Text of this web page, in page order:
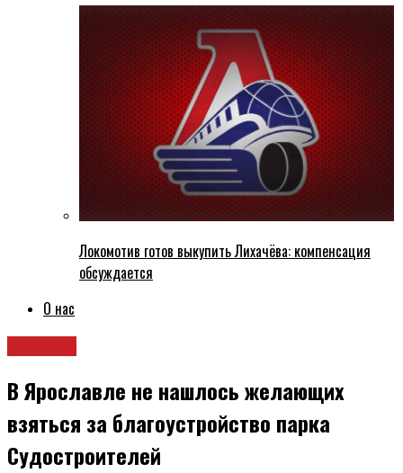
Локомотив готов выкупить Лихачёва: компенсация
обсуждается
О нас
В Ярославле не нашлось желающих
взяться за благоустройство парка
Судостроителей